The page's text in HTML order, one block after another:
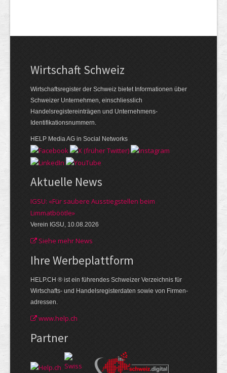
Wirtschaft Schweiz
Wirtschaftsregister der Schweiz bietet Informationen über
Schweizer Unternehmen, einschliesslich
Handelsregistereinträgen und Unternehmens-
Identifikationsnummern.
HELP Media AG in Social Networks
Aktuelle News
IGSU: «Für saubere Ausstiegstellen beim
Limmatböötle»
Verein IGSU, 10.08.2026
Siehe mehr News
Ihre Werbe­plattform
HELP.CH ® ist ein führendes Schweizer Verzeichnis für
Wirtschafts- und Handelsregisterdaten sowie von Firmen­
adressen.
www.help.ch
Partner